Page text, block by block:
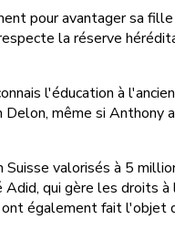
pour avantager sa
la réserve
l'éducation à
même si Anthony
valorisés à 5
qui gère les droits à
ont également fait l'objet